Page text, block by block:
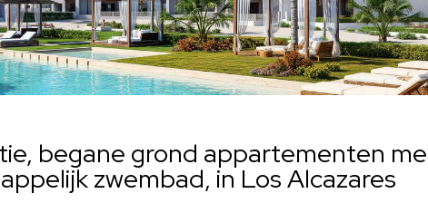
begane grond appartementen
zwembad, in Los Alcazares